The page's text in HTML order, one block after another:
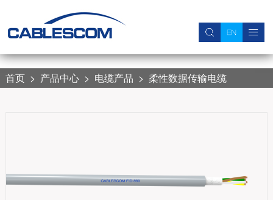
关于我们
公司简介
联系我们
新闻中心
公司新闻
行业信息
产品中心
电缆产品
线束产品
电缆产品 
柔性动力控制线缆
柔性拖链电缆
线束产品 
伺服动力控制线束
数据传输线束
附件产品 
电缆保护软管
接头
加入我们
简历投递
加入我们
首页 > 产品中心 > 电缆产品 > 柔性数据传输电缆